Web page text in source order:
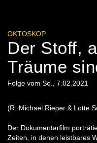
OKTOSKOP
Der Stoff,
Träume
Folge vom So., 7.02.2021
(R: Michael Rieper & Lotte
Der Dokumentarfilm
Zeiten, in denen leistbares